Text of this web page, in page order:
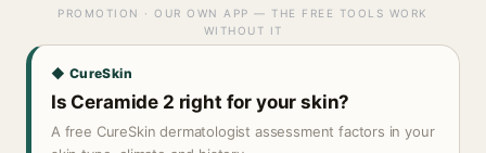
PROMOTION · OUR OWN APP — THE FREE TOOLS WORK
WITHOUT IT
◆ CureSkin
Is Ceramide 2 right for your skin?
A free CureSkin dermatologist assessment factors in your